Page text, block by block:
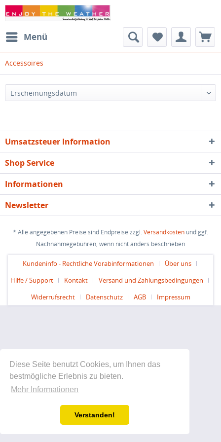
Diese Seite benutzt Cookies, um Ihnen das
bestmögliche Erlebnis zu bieten.
Mehr Informationen
Verstanden!
Menü
Accessoires
Umsatzsteuer Information
Shop Service
Informationen
Newsletter
* Alle angegebenen Preise sind Endpreise zzgl.Versandkosten und ggf.
Nachnahmegebühren, wenn nicht anders beschrieben
Kundeninfo - Rechtliche Vorabinformationen
Über uns
Hilfe / Support
Kontakt
Versand und Zahlungsbedingungen
Widerrufsrecht
Datenschutz AGB Impressum